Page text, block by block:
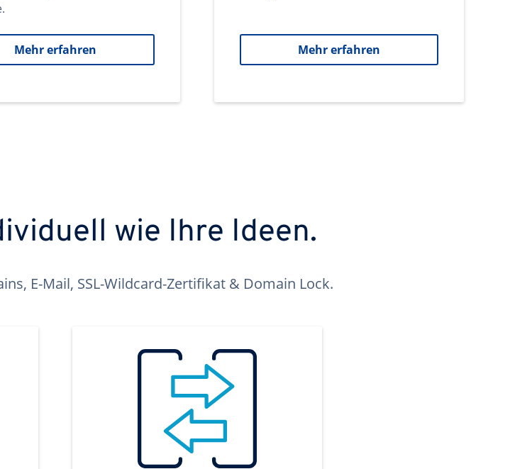
Mehr erfahren Mehr erfahren
wie Ihre Ideen.
E-Mail, SSL-Wildcard-Zertifikat & Domain Lock.